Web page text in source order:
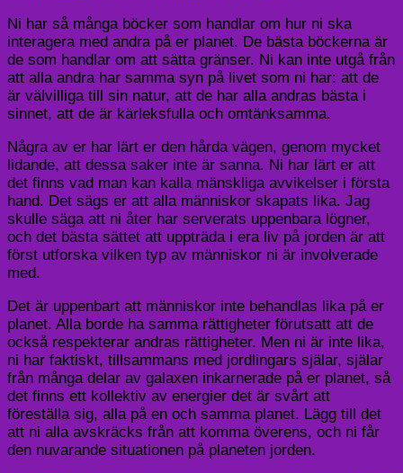
Ni har så många böcker som handlar om hur ni ska
interagera med andra på er planet. De bästa böckerna är
de som handlar om att sätta gränser. Ni kan inte utgå från
att alla andra har samma syn på livet som ni har: att de
är välvilliga till sin natur, att de har alla andras bästa i
sinnet, att de är kärleksfulla och omtänksamma.
Några av er har lärt er den hårda vägen, genom mycket
lidande, att dessa saker inte är sanna. Ni har lärt er att
det finns vad man kan kalla mänskliga avvikelser i första
hand. Det sägs er att alla människor skapats lika. Jag
skulle säga att ni åter har serverats uppenbara lögner,
och det bästa sättet att uppträda i era liv på jorden är att
först utforska vilken typ av människor ni är involverade
med.
Det är uppenbart att människor inte behandlas lika på er
planet. Alla borde ha samma rättigheter förutsatt att de
också respekterar andras rättigheter. Men ni är inte lika,
ni har faktiskt, tillsammans med jordlingars själar, själar
från många delar av galaxen inkarnerade på er planet, så
det finns ett kollektiv av energier det är svårt att
föreställa sig, alla på en och samma planet. Lägg till det
att ni alla avskräcks från att komma överens, och ni får
den nuvarande situationen på planeten jorden.